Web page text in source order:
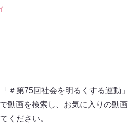
＃第75回社会を明るくする運動」
動画を検索し、お気に入りの動画
ください。